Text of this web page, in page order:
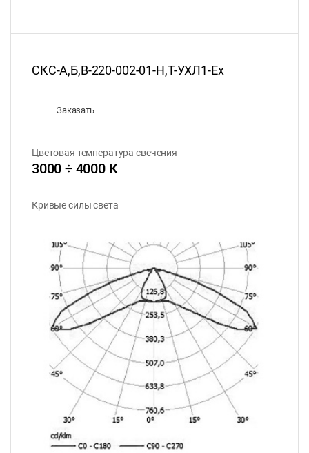
СКС-А,Б,В-220-002-01-Н,Т-УХЛ1-Ех
Заказать
Цветовая температура свечения
3000 ÷ 4000 К
Кривые силы света